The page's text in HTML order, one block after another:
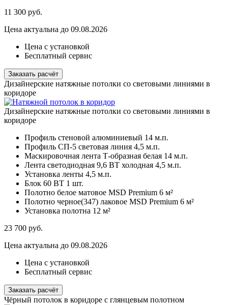
11 300 руб.
Цена актуальна до 09.08.2026
Цена с установкой
Бесплатный сервис
Заказать расчёт
Дизайнерские натяжные потолки со световыми линиями в
коридоре
Дизайнерские натяжные потолки со световыми линиями в
коридоре
Профиль стеновой алюминиевый 14 м.п.
Профиль СП-5 световая линия 4,5 м.п.
Маскировочная лента Т-образная белая 14 м.п.
Лента светодиодная 9,6 ВТ холодная 4,5 м.п.
Установка ленты 4,5 м.п.
Блок 60 ВТ 1 шт.
Полотно белое матовое MSD Premium 6 м²
Полотно черное(347) лаковое MSD Premium 6 м²
Установка полотна 12 м²
23 700 руб.
Цена актуальна до 09.08.2026
Цена с установкой
Бесплатный сервис
Заказать расчёт
Чёрный потолок в коридоре с глянцевым полотном